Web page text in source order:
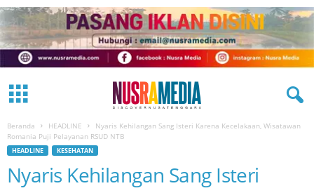
Beranda HEADLINE
Nyaris Kehilangan Sang Isteri Karena Kecelakaan, Wisatawan
Romania Puji Pelayanan RSUD NTB
HEADLINE KESEHATAN
Nyaris Kehilangan Sang Isteri